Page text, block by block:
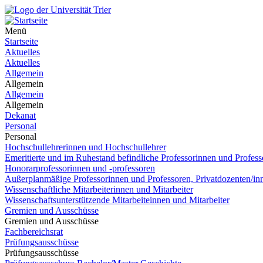
Menü
Startseite
Aktuelles
Aktuelles
Allgemein
Allgemein
Allgemein
Allgemein
Dekanat
Personal
Personal
Hochschullehrerinnen und Hochschullehrer
Emeritierte und im Ruhestand befindliche Professorinnen und
Honorarprofessorinnen und -professoren
Außerplanmäßige Professorinnen und Professoren, Privatdozenten/
Wissenschaftliche Mitarbeiterinnen und Mitarbeiter
Wissenschaftsunterstützende Mitarbeiteinnen und Mitarbeiter
Gremien und Ausschüsse
Gremien und Ausschüsse
Fachbereichsrat
Prüfungsausschüsse
Prüfungsausschüsse